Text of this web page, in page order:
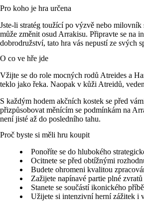
Pro koho je hra určena
Jste-li stratég toužící po výzvě nebo
může změnit osud Arrakisu. Připravte se na
dobrodružství, tato hra vás nepustí ze svých
O co ve hře jde
Vžijte se do role mocných rodů Atreides a
teklo jako řeka. Naopak v kůži Atreidů,
S každým hodem akčních kostek se před
přizpůsobovat měnícím se podmínkám na
není jisté až do posledního tahu.
Proč byste si měli hru koupit
Ponoříte se do hlubokého
Ocitnete se před obtížnými
Budete ohromeni kvalitou
Zažijete napínavé partie plné
Stanete se součástí ikonického
Užijete si intenzivní herní zážitek i